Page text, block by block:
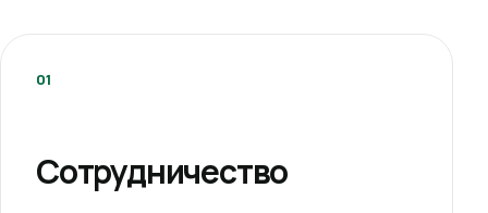
01
Сотрудничество